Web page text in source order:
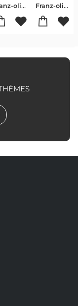
Franz-olivier Giesbert
Franz-olivier Giesbert